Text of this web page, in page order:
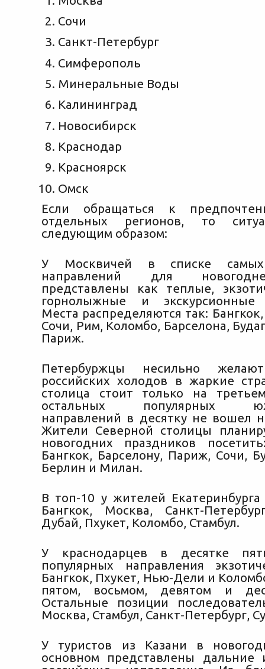
Сочи
Санкт-Петербург
Симферополь
Минеральные Воды
Калининград
Новосибирск
Краснодар
Красноярск
Омск
Если обращаться к
отдельных регионов, то
следующим образом:
У Москвичей в списке самых
направлений для
представлены как теплые,
горнолыжные и экскурсионные
Места распределяются так:
Сочи, Рим, Коломбо, Барселона,
Париж.
Петербуржцы несильно
российских холодов в жаркие
столица стоит только на
остальных популярных
направлений в десятку не вошел
Жители Северной столицы
новогодних праздников
Бангкок, Барселону, Париж, Сочи,
Берлин и Милан.
В топ-10 у жителей Екатеринбурга
Бангкок, Москва, Санкт-
Дубай, Пхукет, Коломбо, Стамбул.
У краснодарцев в десятке
популярных направления
Бангкок, Пхукет, Нью-Дели и
пятом, восьмом, девятом и
Остальные позиции
Москва, Стамбул, Санкт-Петербург,
У туристов из Казани в
основном представлены дальние